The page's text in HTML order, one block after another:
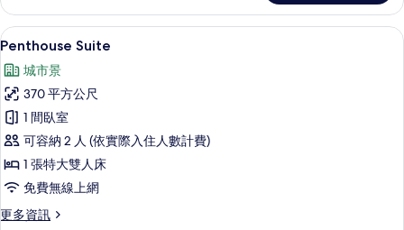
Bedroom
Suite
的
情
顯
示
Penthouse
Suite
的
所
有
相
片
Penthouse Suite | 羽絨被、迷你吧、
8
Penthouse Suite
城市景
370 平方公尺
1 間臥室
可容納 2 人 (依實際入住人數計費)
1 張特大雙人床
免費無線上網
更多資訊
更